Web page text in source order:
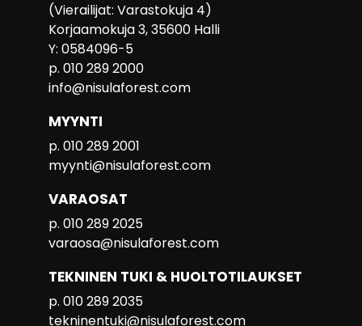
(Vierailijat: Varastokuja 4)
Korjaamokuja 3, 35600 Halli
Y: 0584096-5
p. 010 289 2000
info@nisulaforest.com
MYYNTI
p. 010 289 2001
myynti@nisulaforest.com
VARAOSAT
p. 010 289 2025
varaosa@nisulaforest.com
TEKNINEN TUKI & HUOLTOTILAUKSET
p. 010 289 2035
tekninentuki@nisulaforest.com